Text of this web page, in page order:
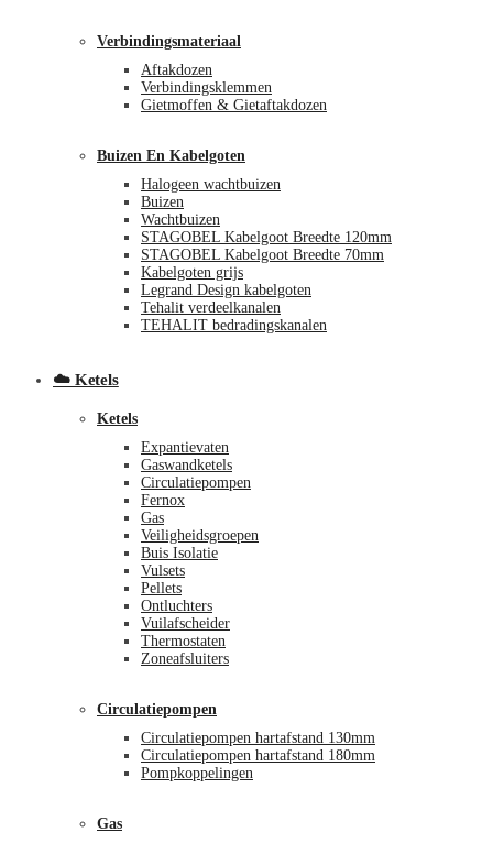
Verbindingsmateriaal
Aftakdozen
Verbindingsklemmen
Gietmoffen & Gietaftakdozen
Buizen En Kabelgoten
Halogeen wachtbuizen
Buizen
Wachtbuizen
STAGOBEL Kabelgoot Breedte 120mm
STAGOBEL Kabelgoot Breedte 70mm
Kabelgoten grijs
Legrand Design kabelgoten
Tehalit verdeelkanalen
TEHALIT bedradingskanalen
☁️ Ketels
Ketels
Expantievaten
Gaswandketels
Circulatiepompen
Fernox
Gas
Veiligheidsgroepen
Buis Isolatie
Vulsets
Pellets
Ontluchters
Vuilafscheider
Thermostaten
Zoneafsluiters
Circulatiepompen
Circulatiepompen hartafstand 130mm
Circulatiepompen hartafstand 180mm
Pompkoppelingen
Gas